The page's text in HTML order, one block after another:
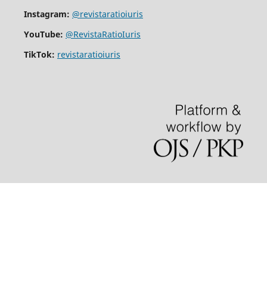
Instagram: @revistaratioiuris
YouTube: @RevistaRatioIuris
TikTok: revistaratioiuris